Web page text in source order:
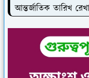
আন্তর্জাতিক তারিখ